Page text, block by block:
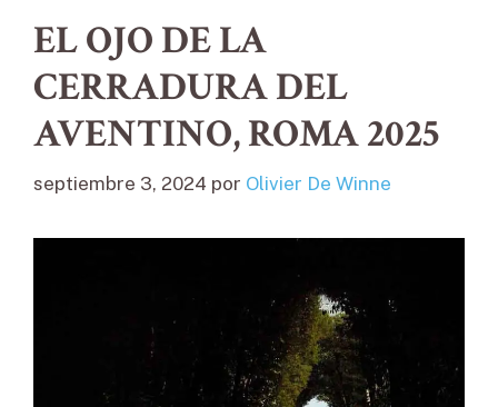
EL OJO DE LA
CERRADURA DEL
AVENTINO, ROMA 2025
septiembre 3, 2024 por Olivier De Winne